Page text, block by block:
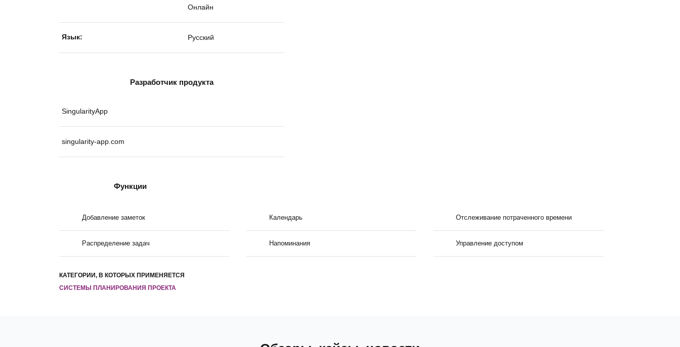
Онлайн
Язык: Русский
Разработчик продукта
SingularityApp
singularity-app.com
Функции
Добавление заметок Календарь Отслеживание потраченного времени
Распределение задач Напоминания Управление доступом
КАТЕГОРИИ, В КОТОРЫХ ПРИМЕНЯЕТСЯ
СИСТЕМЫ ПЛАНИРОВАНИЯ ПРОЕКТА